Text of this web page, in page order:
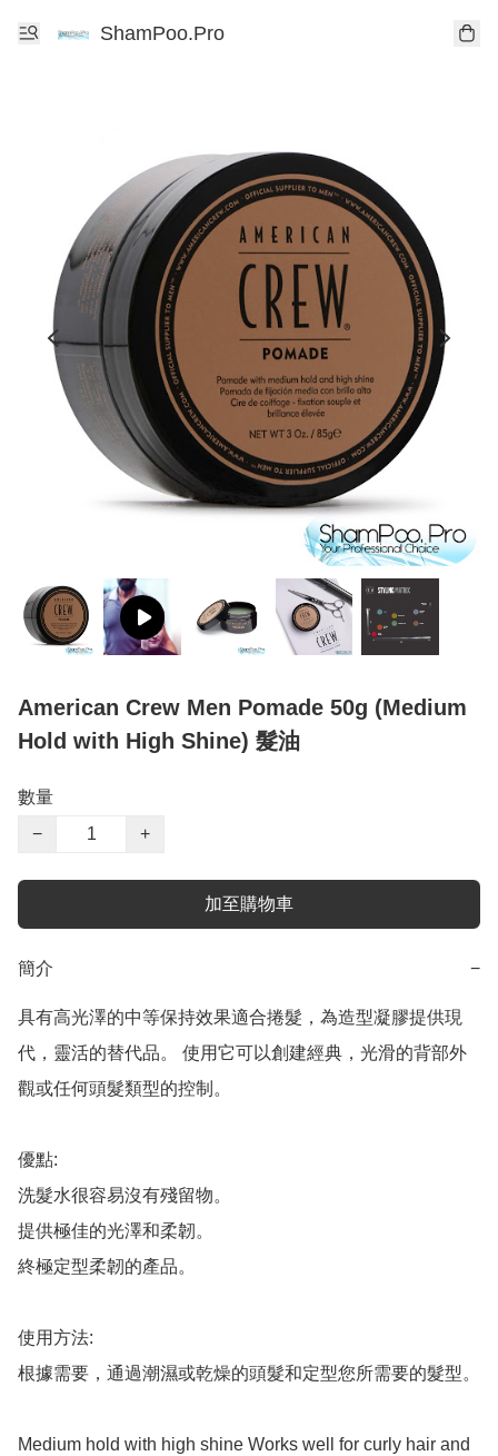
ShamPoo.Pro
American Crew Men Pomade 50g (Medium
Hold with High Shine) 髮油
數量
−
+
加至購物車
簡介 −
具有高光澤的中等保持效果適合捲髮，為造型凝膠提供現
代，靈活的替代品。 使用它可以創建經典，光滑的背部外
觀或任何頭髮類型的控制。
優點:
洗髮水很容易沒有殘留物。
提供極佳的光澤和柔韌。
終極定型柔韌的產品。
使用方法:
根據需要，通過潮濕或乾燥的頭髮和定型您所需要的髮型。
Medium hold with high shine Works well for curly hair and